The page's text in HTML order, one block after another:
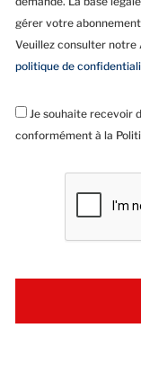
gérer votre
Veuillez consulter notre
politique de
Je souhaite recevoir
conformément à la